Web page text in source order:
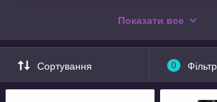
створити вражаюче відео поїздки на
участі в спортивних змаганнях або
місцевості.
Характеристики
Показати все
Сортування 0